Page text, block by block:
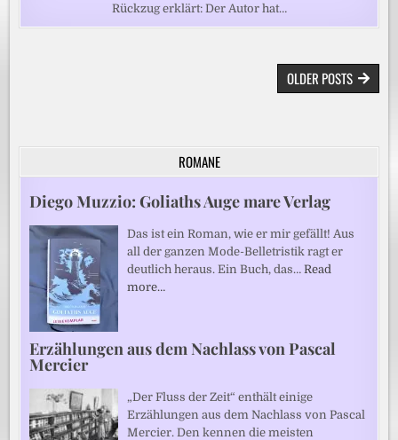
Rückzug erklärt: Der Autor hat…
BEITRAGSNAVIGATIONOLDER POSTS
ROMANE
Diego Muzzio: Goliaths Auge mare Verlag
Das ist ein Roman, wie er mir gefällt! Aus
all der ganzen Mode-Belletristik ragt er
deutlich heraus. Ein Buch, das…Read
more…
Erzählungen aus dem Nachlass von Pascal
Mercier
„Der Fluss der Zeit“ enthält einige
Erzählungen aus dem Nachlass von Pascal
Mercier. Den kennen die meisten